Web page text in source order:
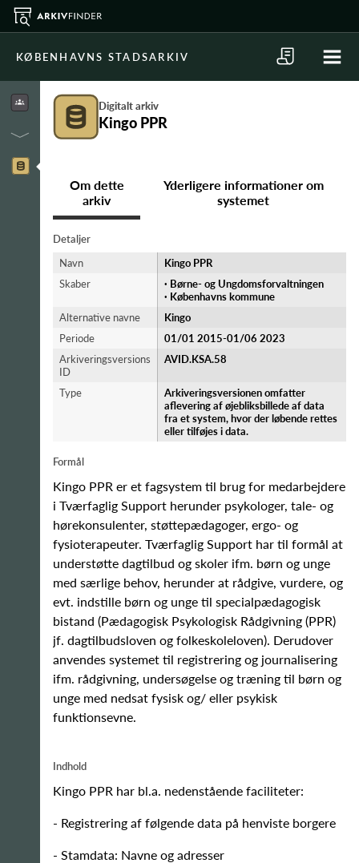
KØBENHAVNS STADSARKIV
Digitalt arkiv
Kingo PPR
Om dette
arkiv
Yderligere informationer om
systemet
Detaljer
Navn
Kingo PPR
Skaber
· Børne- og Ungdomsforvaltningen
· Københavns kommune
Alternative navne
Kingo
Periode
01/01 2015-​01/06 2023
Arkiveringsversions
ID
AVID.KSA.58
Type
Arkiveringsversionen omfatter
aflevering af øjebliksbillede af data
fra et system, hvor der løbende rettes
eller tilføjes i data.
Formål
Kingo PPR er et fagsystem til brug for medarbejdere
i Tværfaglig Support herunder psykologer, tale- og
hørekonsulenter, støttepædagoger, ergo- og
fysioterapeuter. Tværfaglig Support har til formål at
understøtte dagtilbud og skoler ifm. børn og unge
med særlige behov, herunder at rådgive, vurdere, og
evt. indstille børn og unge til specialpædagogisk
bistand (Pædagogisk Psykologisk Rådgivning (PPR)
jf. dagtilbudsloven og folkeskoleloven). Derudover
anvendes systemet til registrering og journalisering
ifm. rådgivning, undersøgelse og træning til børn og
unge med nedsat fysisk og/ eller psykisk
funktionsevne.
Indhold
Kingo PPR har bl.a. nedenstående faciliteter:
- Registrering af følgende data på henviste borgere
- Stamdata: Navne og adresser